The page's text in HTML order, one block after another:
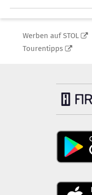
Werben auf STOL
Tourentipps